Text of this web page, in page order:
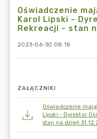
Oświadczenie
Karol Lipski -
Rekreacji - stan
2023-06-30 08:18
ZAŁĄCZNIKI
Oświadczenie
Lipski - Dyrektor
stan na dzień